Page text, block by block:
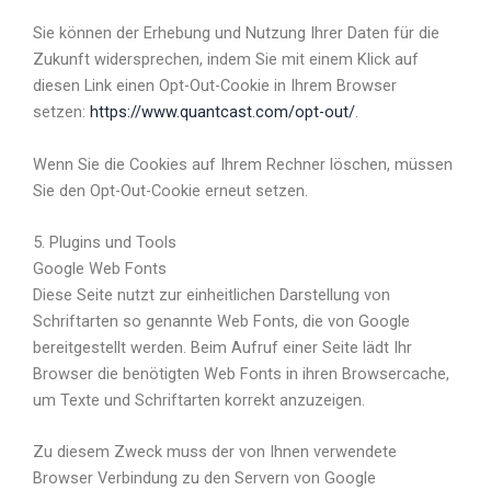
Sie können der Erhebung und Nutzung Ihrer Daten für die
Zukunft widersprechen, indem Sie mit einem Klick auf
diesen Link einen Opt-Out-Cookie in Ihrem Browser
setzen: https://www.quantcast.com/opt-out/.
Wenn Sie die Cookies auf Ihrem Rechner löschen, müssen
Sie den Opt-Out-Cookie erneut setzen.
5. Plugins und Tools
Google Web Fonts
Diese Seite nutzt zur einheitlichen Darstellung von
Schriftarten so genannte Web Fonts, die von Google
bereitgestellt werden. Beim Aufruf einer Seite lädt Ihr
Browser die benötigten Web Fonts in ihren Browsercache,
um Texte und Schriftarten korrekt anzuzeigen.
Zu diesem Zweck muss der von Ihnen verwendete
Browser Verbindung zu den Servern von Google